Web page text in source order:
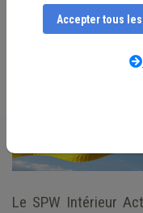
Le SPW Intérieur
Accepter tous